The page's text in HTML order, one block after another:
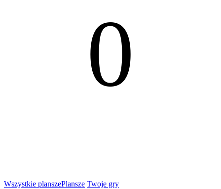
0
Wszystkie planszePlansze Twoje gry